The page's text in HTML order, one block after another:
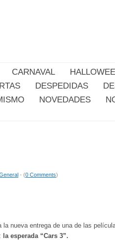
CARNAVAL
DESPEDIDAS
NOVEDADES
- (0 Comments)
nueva entrega de una de las
la esperada “Cars 3”.